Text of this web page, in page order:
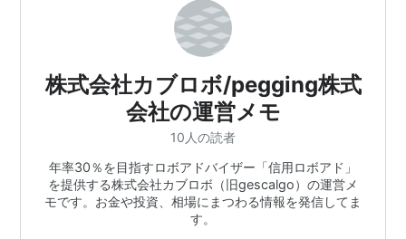
株式会社カブロボ/pegging株式
会社の運営メモ
10人の読者
年率30％を目指すロボアドバイザー「信用ロボアド」
を提供する株式会社カブロボ（旧gescalgo）の運営メ
モです。お金や投資、相場にまつわる情報を発信してま
す。